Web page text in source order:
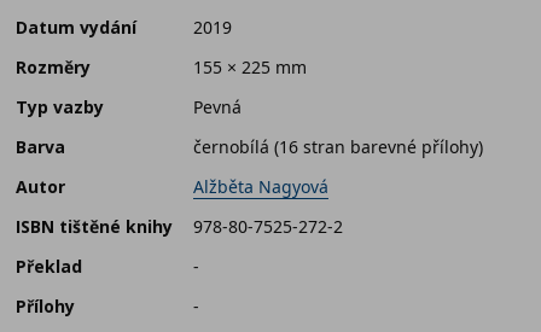
Datum vydání
2019
Rozměry
155 × 225 mm
Typ vazby
Pevná
Barva
černobílá (16 stran barevné přílohy)
Autor
Alžběta Nagyová
ISBN tištěné knihy
978-80-7525-272-2
Překlad
-
Přílohy
-